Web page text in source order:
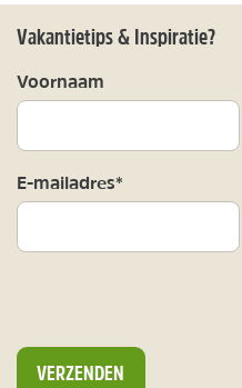
Vakantietips & Inspiratie?
Voornaam
E-mailadres*
VERZENDEN